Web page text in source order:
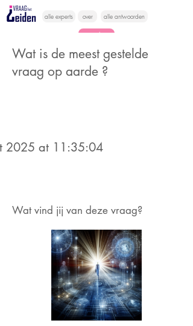
alle experts over alle antwoorden
vragen lessen
Vraag het
Wat is de meest gestelde
vraag op aarde ?
2025 at 11:35:04
Wat vind jij van deze vraag?